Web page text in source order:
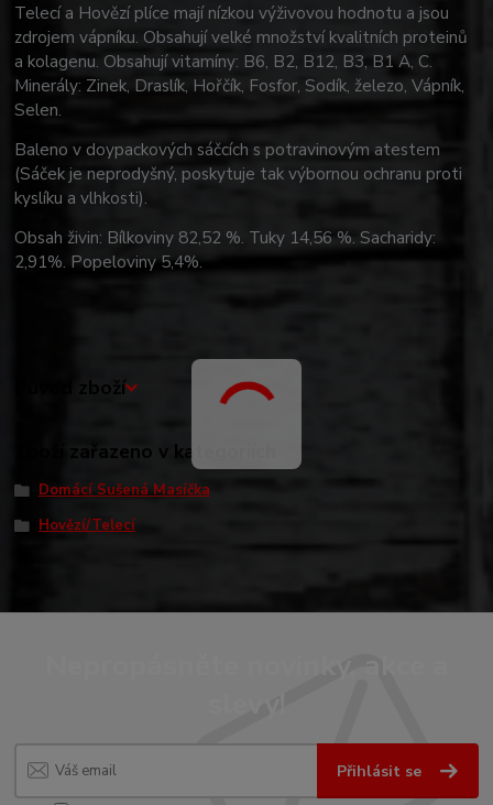
Telecí a Hovězí plíce mají nízkou výživovou hodnotu a jsou
zdrojem vápníku. Obsahují velké množství kvalitních proteinů
a kolagenu. Obsahují vitamíny: B6, B2, B12, B3, B1 A, C.
Minerály: Zinek, Draslík, Hořčík, Fosfor, Sodík, železo, Vápník,
Selen.
Baleno v doypackových sáčcích s potravinovým atestem
(Sáček je neprodyšný, poskytuje tak výbornou ochranu proti
kyslíku a vlhkosti).
Obsah živin: Bílkoviny 82,52 %. Tuky 14,56 %. Sacharidy:
2,91%. Popeloviny 5,4%.
Původ zboží
Zboží zařazeno v kategoriích
Domácí Sušená Masíčka
Hovězí/Telecí
Přihlásit se